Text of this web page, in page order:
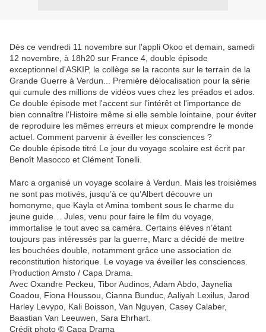
Dès ce vendredi 11 novembre sur l'appli Okoo et demain, samedi
12 novembre, à 18h20 sur France 4, double épisode
exceptionnel d'ASKIP, le collège se la raconte sur le terrain de la
Grande Guerre à Verdun... Première délocalisation pour la série
qui cumule des millions de vidéos vues chez les préados et ados.
Ce double épisode met l'accent sur l'intérêt et l'importance de
bien connaître l'Histoire même si elle semble lointaine, pour éviter
de reproduire les mêmes erreurs et mieux comprendre le monde
actuel. Comment parvenir à éveiller les consciences ?
Ce double épisode titré Le jour du voyage scolaire est écrit par
Benoît Masocco et Clément Tonelli.
Marc a organisé un voyage scolaire à Verdun. Mais les troisièmes
ne sont pas motivés, jusqu’à ce qu’Albert découvre un
homonyme, que Kayla et Amina tombent sous le charme du
jeune guide… Jules, venu pour faire le film du voyage,
immortalise le tout avec sa caméra. Certains élèves n’étant
toujours pas intéressés par la guerre, Marc a décidé de mettre
les bouchées double, notamment grâce une association de
reconstitution historique. Le voyage va éveiller les consciences.
Production Amsto / Capa Drama.
Avec Oxandre Peckeu, Tibor Audinos, Adam Abdo, Jaynelia
Coadou, Fiona Houssou, Cianna Bunduc, Aaliyah Lexilus, Jarod
Harley Levypo, Kali Boisson, Van Nguyen, Casey Calaber,
Baastian Van Leeuwen, Sara Ehrhart.
Crédit photo © Capa Drama